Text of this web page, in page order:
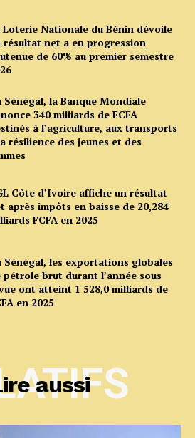
Loterie Nationale du Bénin dévoile
résultat net a en progression
de 60% au premier semestre
Sénégal, la Banque Mondiale
340 milliards de FCFA
à l’agriculture, aux transports
résilience des jeunes et des
Côte d’Ivoire affiche un résultat
après impôts en baisse de 20,284
FCFA en 2025
Sénégal, les exportations globales
pétrole brut durant l’année sous
ont atteint 1 528,0 milliards de
en 2025
aussi